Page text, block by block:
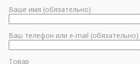
Ваше имя (обязательно)
Ваш телефон или e-mail (обязательно)
Товар